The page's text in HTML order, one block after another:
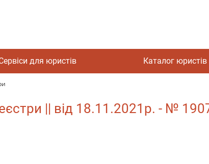
для юристів Каталог юристів
|| від 18.11.2021р. - №